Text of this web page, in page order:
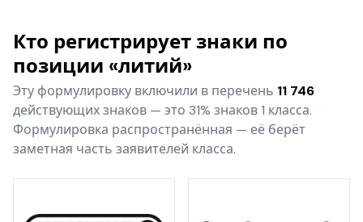
Кто регистрирует знаки по
позиции «литий»
Эту формулировку включили в перечень 11 746
действующих знаков — это 31% знаков 1 класса.
Формулировка распространённая — её берёт
заметная часть заявителей класса.